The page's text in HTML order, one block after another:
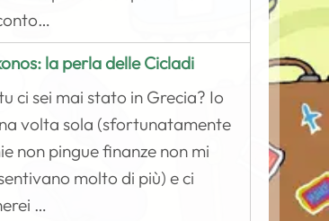
la perla delle Cicladi
ci sei mai stato in Grecia? Io
volta sola (sfortunatamente
non pingue finanze non mi
molto di più) e ci
…